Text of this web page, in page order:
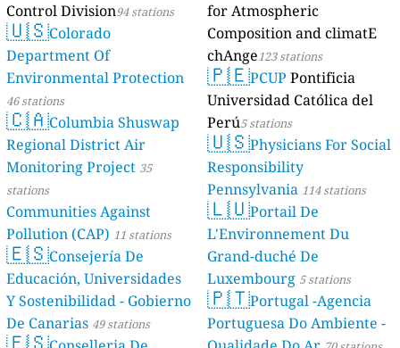
Control Division94 stations
🇺🇸Colorado
Department Of
Environmental Protection
46 stations
🇨🇦Columbia Shuswap
Regional District Air
Monitoring Project 35
stations
Communities Against
Pollution (CAP) 11 stations
🇪🇸Consejería De
Educación, Universidades
Y Sostenibilidad - Gobierno
De Canarias 49 stations
for Atmospheric
Composition and climatE
chAnge123 stations
🇵🇪PCUP Pontificia
Universidad Católica del
Perú5 stations
🇺🇸Physicians For Social
Responsibility
Pennsylvania 114 stations
🇱🇺Portail De
L'Environnement Du
Grand-duché De
Luxembourg 5 stations
🇵🇹Portugal -Agencia
Portuguesa Do Ambiente -